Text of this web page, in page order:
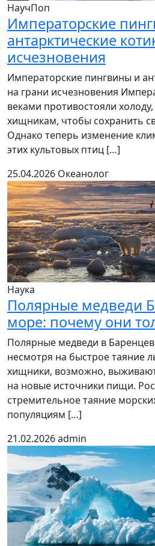
НаучПоп
Императорские
антарктические
исчезновения
Императорские пингвины и
на грани исчезновения
веками противостояли
хищникам, чтобы сохранить
Однако теперь изменение
этих культовых птиц […]
25.04.2026 Океанолог
Наука
Полярные медведи
море: почему они
Полярные медведи в
несмотря на быстрое таяние
хищники, возможно,
на новые источники пищи.
стремительное таяние
популяциям […]
21.02.2026admin